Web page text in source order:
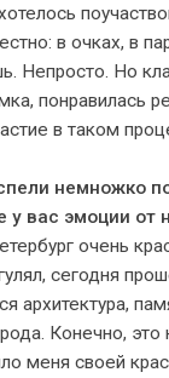
в очках, в
Непросто. Но
понравилась
в таком
немножко
у вас эмоции от
очень
сегодня
архитектура,
Конечно, это
меня своей